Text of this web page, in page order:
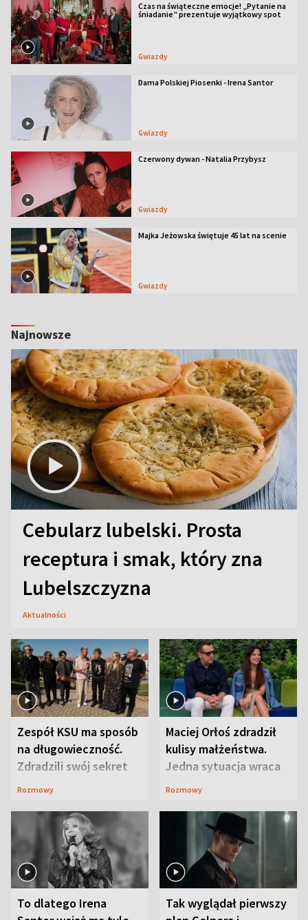
Czas na świąteczne emocje! „Pytanie na
śniadanie” prezentuje wyjątkowy spot
Gwiazdy
Dama Polskiej Piosenki - Irena Santor
Gwiazdy
Czerwony dywan - Natalia Przybysz
Gwiazdy
Majka Jeżowska świętuje 45 lat na scenie
Gwiazdy
Najnowsze
Cebularz lubelski. Prosta
receptura i smak, który zna
Lubelszczyzna
Aktualności
Zespół KSU ma sposób
na długowieczność.
Zdradzili swój sekret
Rozmowy
Maciej Orłoś zdradził
kulisy małżeństwa.
Jedna sytuacja wraca
jak bumerang
Rozmowy
To dlatego Irena
Tak wyglądał pierwszy